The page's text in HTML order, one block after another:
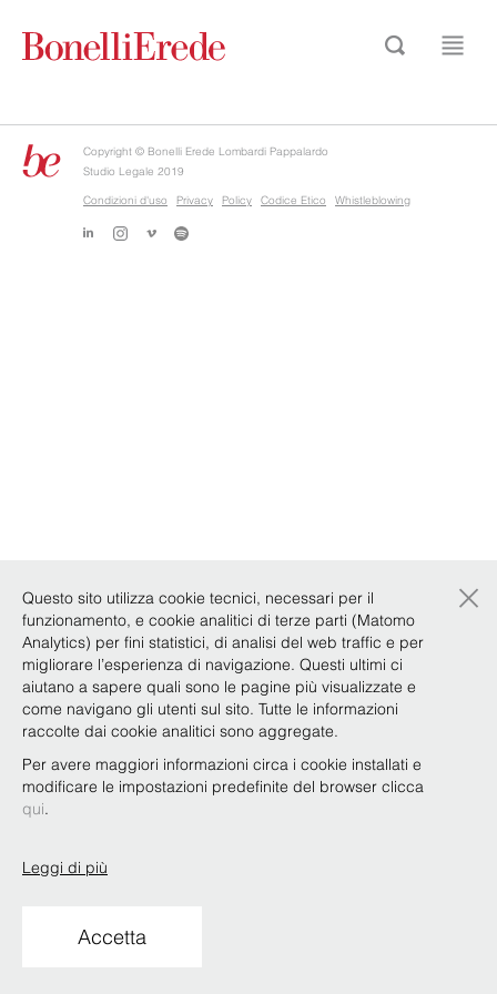
Copyright © Bonelli Erede Lombardi Pappalardo
Studio Legale 2019
Condizioni d'uso
Privacy Policy Codice Etico Whistleblowing
Questo sito utilizza cookie tecnici, necessari per il
funzionamento, e cookie analitici di terze parti (Matomo
Analytics) per fini statistici, di analisi del web traffic e per
migliorare l’esperienza di navigazione. Questi ultimi ci
aiutano a sapere quali sono le pagine più visualizzate e
come navigano gli utenti sul sito. Tutte le informazioni
raccolte dai cookie analitici sono aggregate.
Per avere maggiori informazioni circa i cookie installati e
modificare le impostazioni predefinite del browser clicca
qui.
Leggi di più
Accetta
×